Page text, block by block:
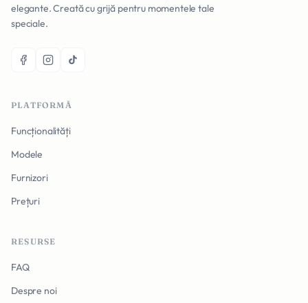
elegante. Creată cu grijă pentru momentele tale
speciale.
PLATFORMĂ
Funcționalități
Modele
Furnizori
Prețuri
RESURSE
FAQ
Despre noi